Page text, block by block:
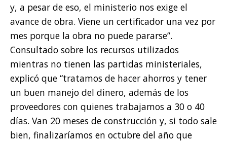
y, a pesar de eso, el ministerio nos exige el
avance de obra. Viene un certificador una vez por
mes porque la obra no puede pararse”.
Consultado sobre los recursos utilizados
mientras no tienen las partidas ministeriales,
explicó que “tratamos de hacer ahorros y tener
un buen manejo del dinero, además de los
proveedores con quienes trabajamos a 30 o 40
días. Van 20 meses de construcción y, si todo sale
bien, finalizaríamos en octubre del año que